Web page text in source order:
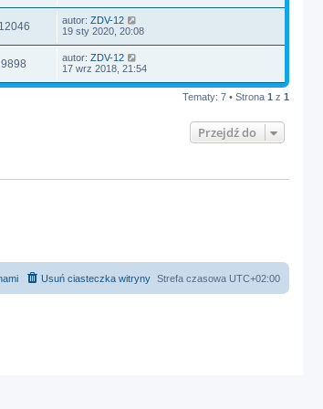
12046 autor: ZDV-12
19 sty 2020, 20:08
9898 autor: ZDV-12
17 wrz 2018, 21:54
Tematy: 7 • Strona 1 z 1
Przejdź do
Strefa czasowa UTC+02:00
Usuń ciasteczka witryny